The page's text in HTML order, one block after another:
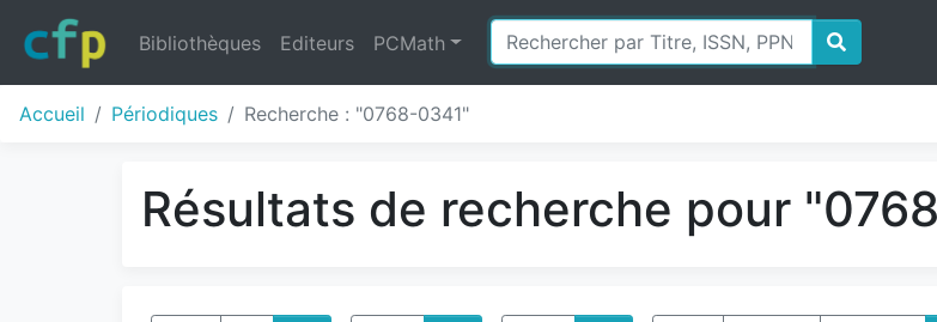
Bibliothèques Editeurs PCMath
Accueil Périodiques Recherche : "0768-0341"
Résultats de recherche pour